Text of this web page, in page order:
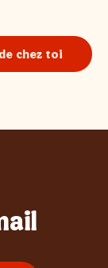
chez toi